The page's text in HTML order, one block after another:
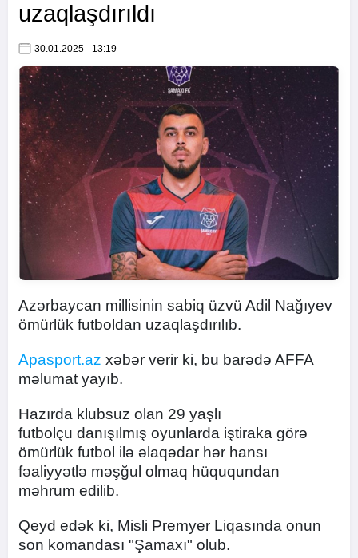
uzaqlaşdırıldı
30.01.2025 - 13:19
Azərbaycan millisinin sabiq üzvü Adil Nağıyev
ömürlük futboldan uzaqlaşdırılıb.
Apasport.az xəbər verir ki, bu barədə AFFA
məlumat yayıb.
Hazırda klubsuz olan 29 yaşlı
futbolçu danışılmış oyunlarda iştiraka görə
ömürlük futbol ilə əlaqədar hər hansı
fəaliyyətlə məşğul olmaq hüququndan
məhrum edilib.
Qeyd edək ki, Misli Premyer Liqasında onun
son komandası "Şamaxı" olub.